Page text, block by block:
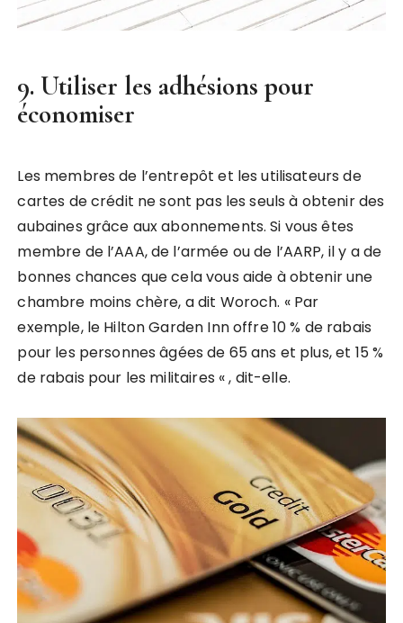
9. Utiliser les adhésions pour
économiser
Les membres de l’entrepôt et les utilisateurs de
cartes de crédit ne sont pas les seuls à obtenir des
aubaines grâce aux abonnements. Si vous êtes
membre de l’AAA, de l’armée ou de l’AARP, il y a de
bonnes chances que cela vous aide à obtenir une
chambre moins chère, a dit Woroch. « Par
exemple, le Hilton Garden Inn offre 10 % de rabais
pour les personnes âgées de 65 ans et plus, et 15 %
de rabais pour les militaires « , dit-elle.